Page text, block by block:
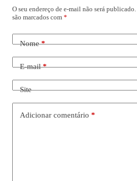
O seu endereço de e-mail não será publicado.
são marcados com *
Nome*
E-mail*
Site
Adicionar comentário *